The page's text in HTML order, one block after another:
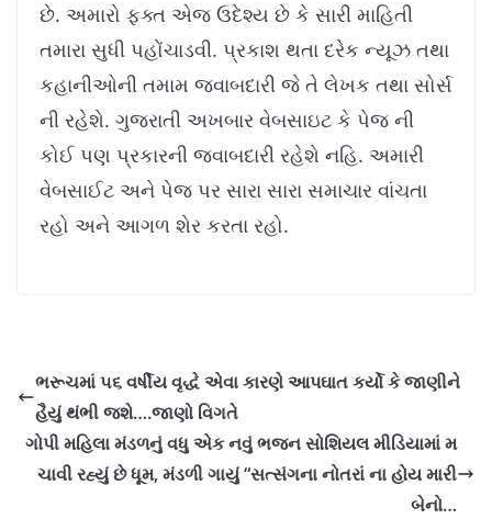
છે. અમારો ફક્ત એજ ઉદેશ્ય છે કે સારી માહિતી
તમારા સુધી પહોંચાડવી. પ્રકાશ થતા દરેક ન્યૂઝ તથા
કહાનીઓની તમામ જવાબદારી જે તે લેખક તથા સોર્સ
ની રહેશે. ગુજરાતી અખબાર વેબસાઇટ કે પેજ ની
કોઈ પણ પ્રકારની જવાબદારી રહેશે નહિ. અમારી
વેબસાઈટ અને પેજ પર સારા સારા સમાચાર વાંચતા
રહો અને આગળ શેર કરતા રહો.
ભરૂચમાં ૫૬ વર્ષીય વૃદ્ધે એવા કારણે આપઘાત કર્યો કે જાણીને
હૈયું થંભી જશે….જાણો વિગતે
ગોપી મહિલા મંડળનું વધુ એક નવું ભજન સોશિયલ મીડિયામાં મ
ચાવી રહ્યું છે ધૂમ, મંડળી ગાયું “સત્સંગના નોતરાં ના હોય મારી
બેનો…